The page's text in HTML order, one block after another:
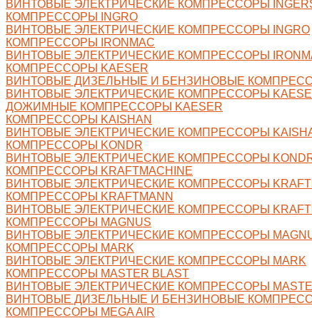
ВИНТОВЫЕ ЭЛЕКТРИЧЕСКИЕ КОМПРЕССОРЫ
КОМПРЕССОРЫ INGRO
ВИНТОВЫЕ ЭЛЕКТРИЧЕСКИЕ КОМПРЕССОРЫ INGRO
КОМПРЕССОРЫ IRONMAC
ВИНТОВЫЕ ЭЛЕКТРИЧЕСКИЕ КОМПРЕССОРЫ
КОМПРЕССОРЫ KAESER
ВИНТОВЫЕ ДИЗЕЛЬНЫЕ И БЕНЗИНОВЫЕ
ВИНТОВЫЕ ЭЛЕКТРИЧЕСКИЕ КОМПРЕССОРЫ
ДОЖИМНЫЕ КОМПРЕССОРЫ KAESER
КОМПРЕССОРЫ KAISHAN
ВИНТОВЫЕ ЭЛЕКТРИЧЕСКИЕ КОМПРЕССОРЫ
КОМПРЕССОРЫ KONDR
ВИНТОВЫЕ ЭЛЕКТРИЧЕСКИЕ КОМПРЕССОРЫ
КОМПРЕССОРЫ KRAFTMACHINE
ВИНТОВЫЕ ЭЛЕКТРИЧЕСКИЕ КОМПРЕССОРЫ
КОМПРЕССОРЫ KRAFTMANN
ВИНТОВЫЕ ЭЛЕКТРИЧЕСКИЕ КОМПРЕССОРЫ
КОМПРЕССОРЫ MAGNUS
ВИНТОВЫЕ ЭЛЕКТРИЧЕСКИЕ КОМПРЕССОРЫ
КОМПРЕССОРЫ MARK
ВИНТОВЫЕ ЭЛЕКТРИЧЕСКИЕ КОМПРЕССОРЫ MARK
КОМПРЕССОРЫ MASTER BLAST
ВИНТОВЫЕ ЭЛЕКТРИЧЕСКИЕ КОМПРЕССОРЫ
ВИНТОВЫЕ ДИЗЕЛЬНЫЕ И БЕНЗИНОВЫЕ
КОМПРЕССОРЫ MEGA AIR